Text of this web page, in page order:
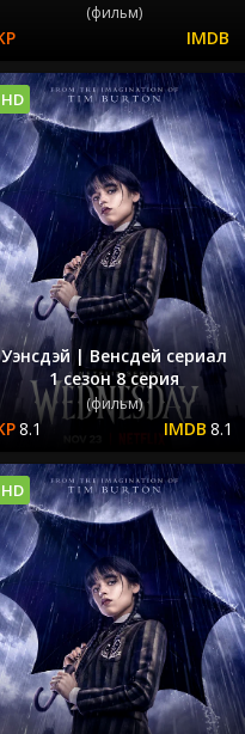
(фильм)
Уэнсдэй | Венсдей сериал
1 сезон 8 серия
(фильм)
8.1 8.1
HD
HD